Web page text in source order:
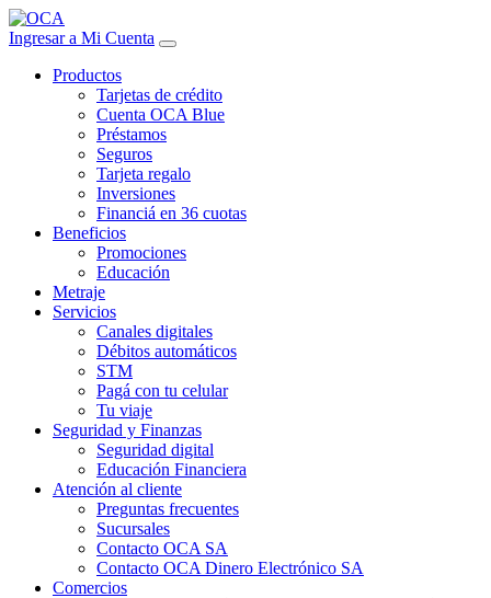
Ingresar a Mi Cuenta
Productos
Tarjetas de crédito
Cuenta OCA Blue
Préstamos
Seguros
Tarjeta regalo
Inversiones
Financiá en 36 cuotas
Beneficios
Promociones
Educación
Metraje
Servicios
Canales digitales
Débitos automáticos
STM
Pagá con tu celular
Tu viaje
Seguridad y Finanzas
Seguridad digital
Educación Financiera
Atención al cliente
Preguntas frecuentes
Sucursales
Contacto OCA SA
Contacto OCA Dinero Electrónico SA
Comercios